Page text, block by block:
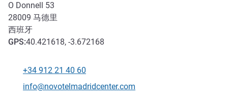
O Donnell 53
28009 马德里
西班牙
GPS:40.421618, -3.672168
电话
+34 912 21 40 60
联系电子邮件
info@novotelmadridcenter.com